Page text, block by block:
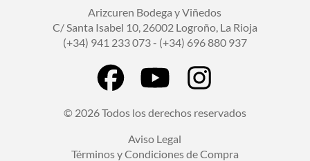
Arizcuren Bodega y Viñedos
C/ Santa Isabel 10, 26002 Logroño, La Rioja
(+34) 941 233 073 - (+34) 696 880 937
© 2026 Todos los derechos reservados
Aviso Legal
Términos y Condiciones de Compra